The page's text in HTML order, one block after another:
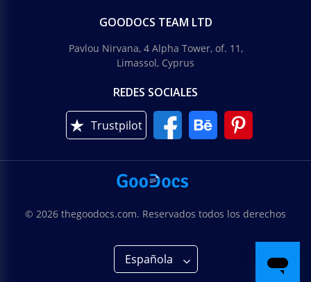
GOODOCS TEAM LTD
Pavlou Nirvana, 4 Alpha Tower, of. 11,
Limassol, Cyprus
REDES SOCIALES
Trustpilot
© 2026 thegoodocs.com. Reservados todos los derechos
Española